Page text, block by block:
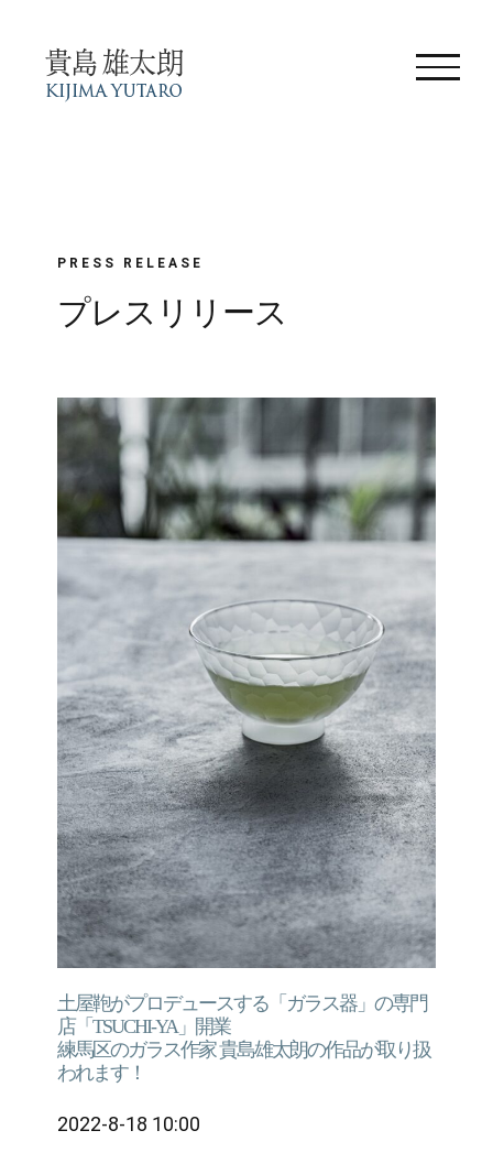
content
PRESS RELEASE
プレスリリース
土屋鞄がプロデュースする「ガラス器」の専門
店「TSUCHI-YA」開業
練馬区のガラス作家 貴島雄太朗の作品が取り扱
われます！
2022-8-18 10:00